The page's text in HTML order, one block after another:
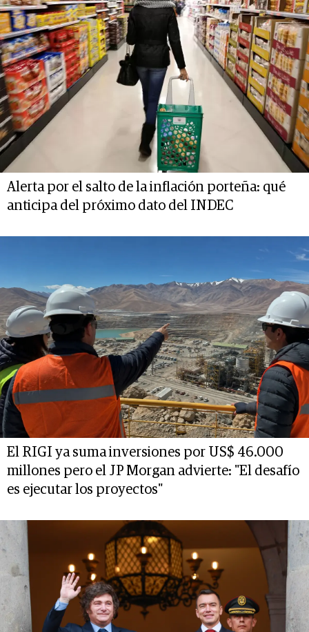
Alerta por el salto de la inflación porteña: qué
anticipa del próximo dato del INDEC
El RIGI ya suma inversiones por US$ 46.000
millones pero el JP Morgan advierte: "El desafío
es ejecutar los proyectos"